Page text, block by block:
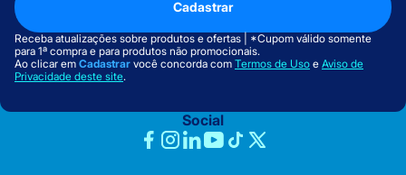
Cadastrar
Receba atualizações sobre produtos e ofertas | *Cupom válido somente
para 1ª compra e para produtos não promocionais.
Ao clicar em Cadastrar você concorda com Termos de Uso e Aviso de
Privacidade deste site.
Social